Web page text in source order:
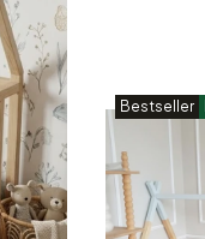
Bestseller